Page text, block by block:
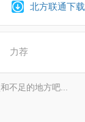
北方联通下载
力荐